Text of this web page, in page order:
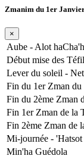
Zmanim du 1er
×
Aube - Alot
Début mise des
Lever du soleil -
Fin du 1er Zman
Fin du 2ème Zman
Fin 1er Zman de la
Fin 2ème Zman de
Mi-journée - 'Hatsot
Min'ha Guédola